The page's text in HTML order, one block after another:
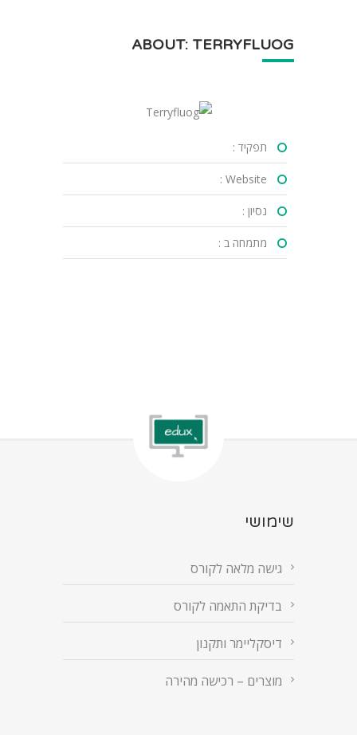
ABOUT: TERRYFLUOG
תפקיד :
Website :
נסיון :
מתמחה ב :
שימושי
גישה מלאה לקורס
בדיקת התאמה לקורס
דיסקליימר ותקנון
מוצרים – רכישה מהירה